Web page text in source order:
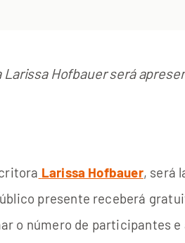
Larissa Hofbauer será
Larissa Hofbauer, será
presente receberá
o número de participantes